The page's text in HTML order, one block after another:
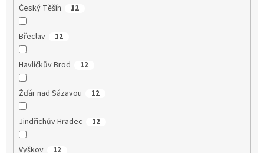
Český Těšín 12
Břeclav 12
Havlíčkův Brod 12
Žďár nad Sázavou 12
Jindřichův Hradec 12
Vyškov 12